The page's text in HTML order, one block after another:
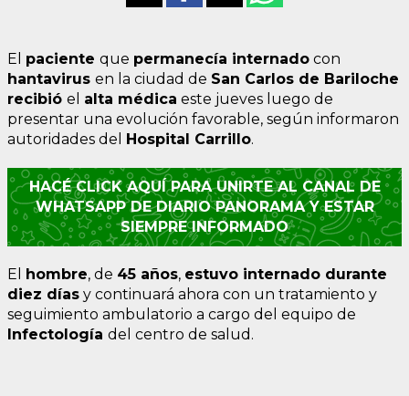
El paciente que permanecía internado con
hantavirus en la ciudad de San Carlos de Bariloche
recibió el alta médica este jueves luego de
presentar una evolución favorable, según informaron
autoridades del Hospital Carrillo.
HACÉ CLICK AQUÍ PARA UNIRTE AL CANAL DE
WHATSAPP DE DIARIO PANORAMA Y ESTAR
SIEMPRE INFORMADO
El hombre, de 45 años, estuvo internado durante
diez días y continuará ahora con un tratamiento y
seguimiento ambulatorio a cargo del equipo de
Infectología del centro de salud.